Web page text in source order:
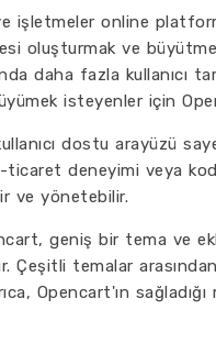
işletmeler online
oluşturmak ve
daha fazla kullanıcı
isteyenler için
dostu arayüzü
ticaret deneyimi veya
ve yönetebilir.
geniş bir tema ve
Çeşitli temalar
Opencart'ın